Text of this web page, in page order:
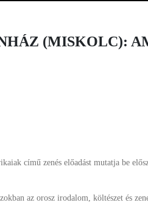
(MISKOLC):
című zenés előadást mutatja be
az orosz irodalom, költészet és